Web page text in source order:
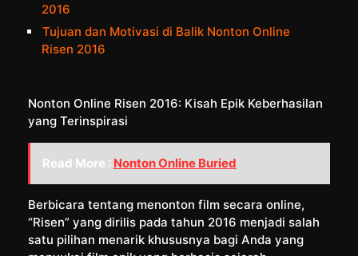
2016
Tujuan dan Motivasi di Balik Nonton Online
Risen 2016
Nonton Online Risen 2016: Kisah Epik Keberhasilan
yang Terinspirasi
Read More : Nonton Online Buried
Berbicara tentang menonton film secara online,
“Risen” yang dirilis pada tahun 2016 menjadi salah
satu pilihan menarik khususnya bagi Anda yang